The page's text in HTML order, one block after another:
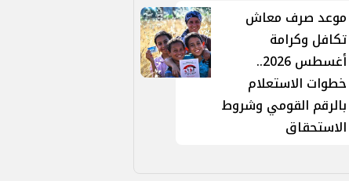
موعد صرف معاش
تكافل وكرامة
أغسطس 2026..
خطوات الاستعلام
بالرقم القومي وشروط
الاستحقاق